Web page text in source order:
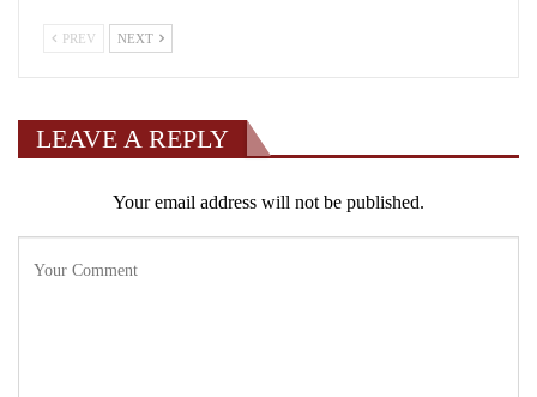
PREV NEXT
LEAVE A REPLY
Your email address will not be published.